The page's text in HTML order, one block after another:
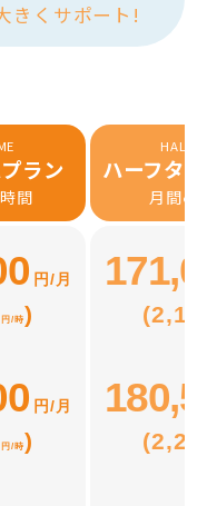
きくサポート!
ラン
時間
円/月
円/時)
円/月
円/時)
HALF
ハーフタ
月間